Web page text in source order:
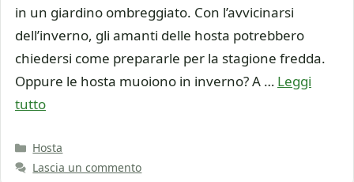
in un giardino ombreggiato. Con l’avvicinarsi
dell’inverno, gli amanti delle hosta potrebbero
chiedersi come prepararle per la stagione fredda.
Oppure le hosta muoiono in inverno? A … Leggi
tutto
Categorie
Hosta
Lascia un commento